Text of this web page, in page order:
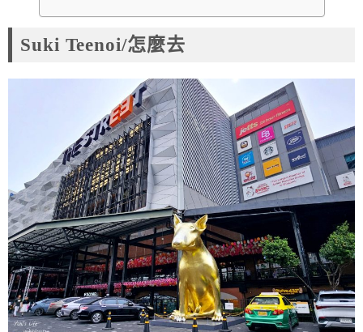
Suki Teenoi/怎麼去